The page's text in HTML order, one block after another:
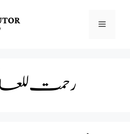
Menu
رحمت